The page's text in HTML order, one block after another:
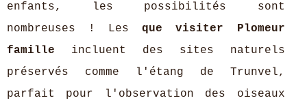
enfants, les possibilités sont
nombreuses ! Lesque visiter Plomeur
famille incluent des sites naturels
préservés comme l'étang de Trunvel,
parfait pour l'observation des oiseaux